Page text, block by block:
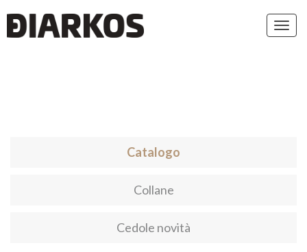
Catalogo
Collane
Cedole novità